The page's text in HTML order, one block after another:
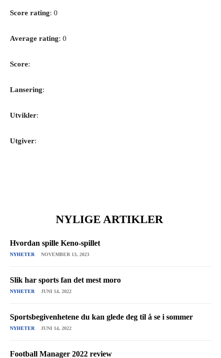
Score rating: 0
Average rating: 0
Score:
Lansering:
Utvikler:
Utgiver:
NYLIGE ARTIKLER
Hvordan spille Keno-spillet
NYHETER NOVEMBER 13, 2023
Slik har sports fan det mest moro
NYHETER JUNI 14, 2022
Sportsbegivenhetene du kan glede deg til å se i sommer
NYHETER JUNI 14, 2022
Football Manager 2022 review